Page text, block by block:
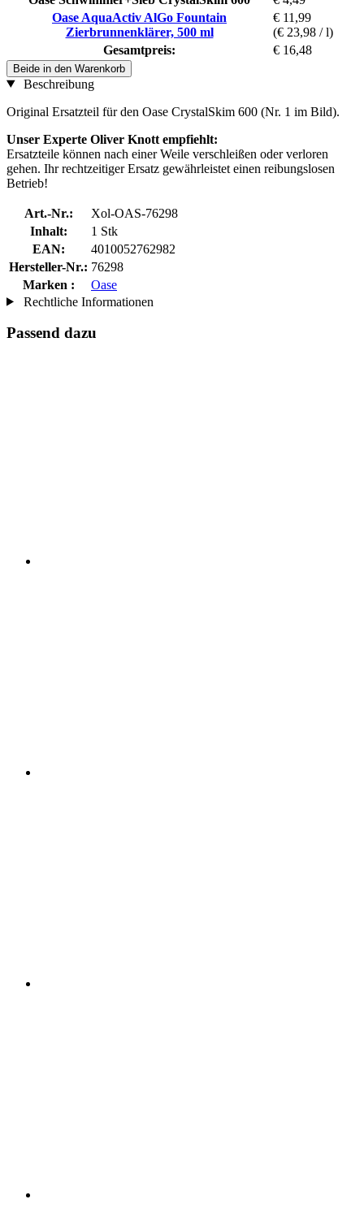
Oase AquaActiv AlGo Fountain
Zierbrunnenklärer, 500 ml
€ 11,99
(€ 23,98 / l)
Gesamtpreis:
€ 16,48
Beide in den Warenkorb
Beschreibung
Original Ersatzteil für den Oase CrystalSkim 600 (Nr. 1 im Bild).
Unser Experte Oliver Knott empfiehlt:
Ersatzteile können nach einer Weile verschleißen oder verloren
gehen. Ihr rechtzeitiger Ersatz gewährleistet einen reibungslosen
Betrieb!
Art.-Nr.:
Xol-OAS-76298
Inhalt:
1 Stk
EAN:
4010052762982
Hersteller-Nr.: 76298
Marken :
Oase
Rechtliche Informationen
Passend dazu